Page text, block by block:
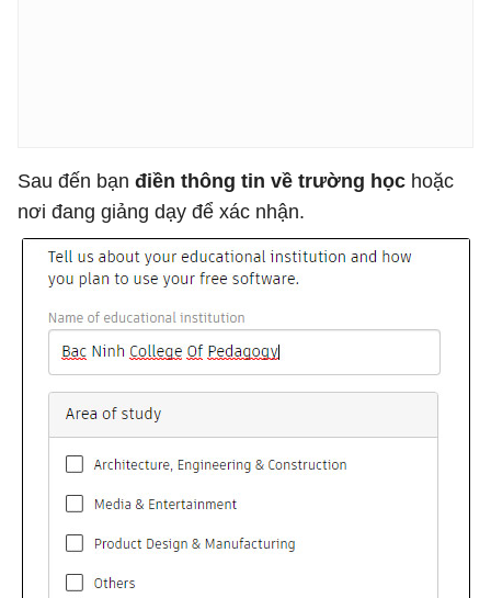
Sau đến bạn điền thông tin về trường học hoặc
nơi đang giảng dạy để xác nhận.